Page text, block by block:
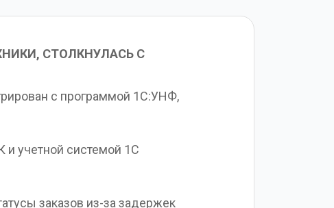
с программой 1С:УНФ,
и учетной системой 1С
заказов из-за задержек
СТОЛКНУЛАСЬ С